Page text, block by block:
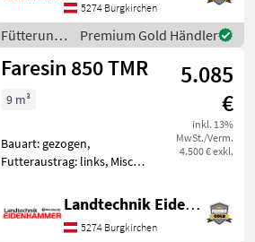
FUTTERMISCHWAGEN 1050
TMRV - mit
Wiegeeinrichtung - mit
Gelenkwell
5274 Burgkirchen
Fütterungstechnik
/ Faresin
Premium Gold Händler
Faresin 850 TMR
5.085
€
inkl. 13%
MwSt./Verm.
4.500 € exkl.
9 m³
Bauart: gezogen,
Futteraustrag: links, Misch-
Mischsystem: Schnecken,
Entnahmefräse,
Wiegeeinrichtung FARESIN
Landtechnik Eidenhammer GmbH
5274 Burgkirchen